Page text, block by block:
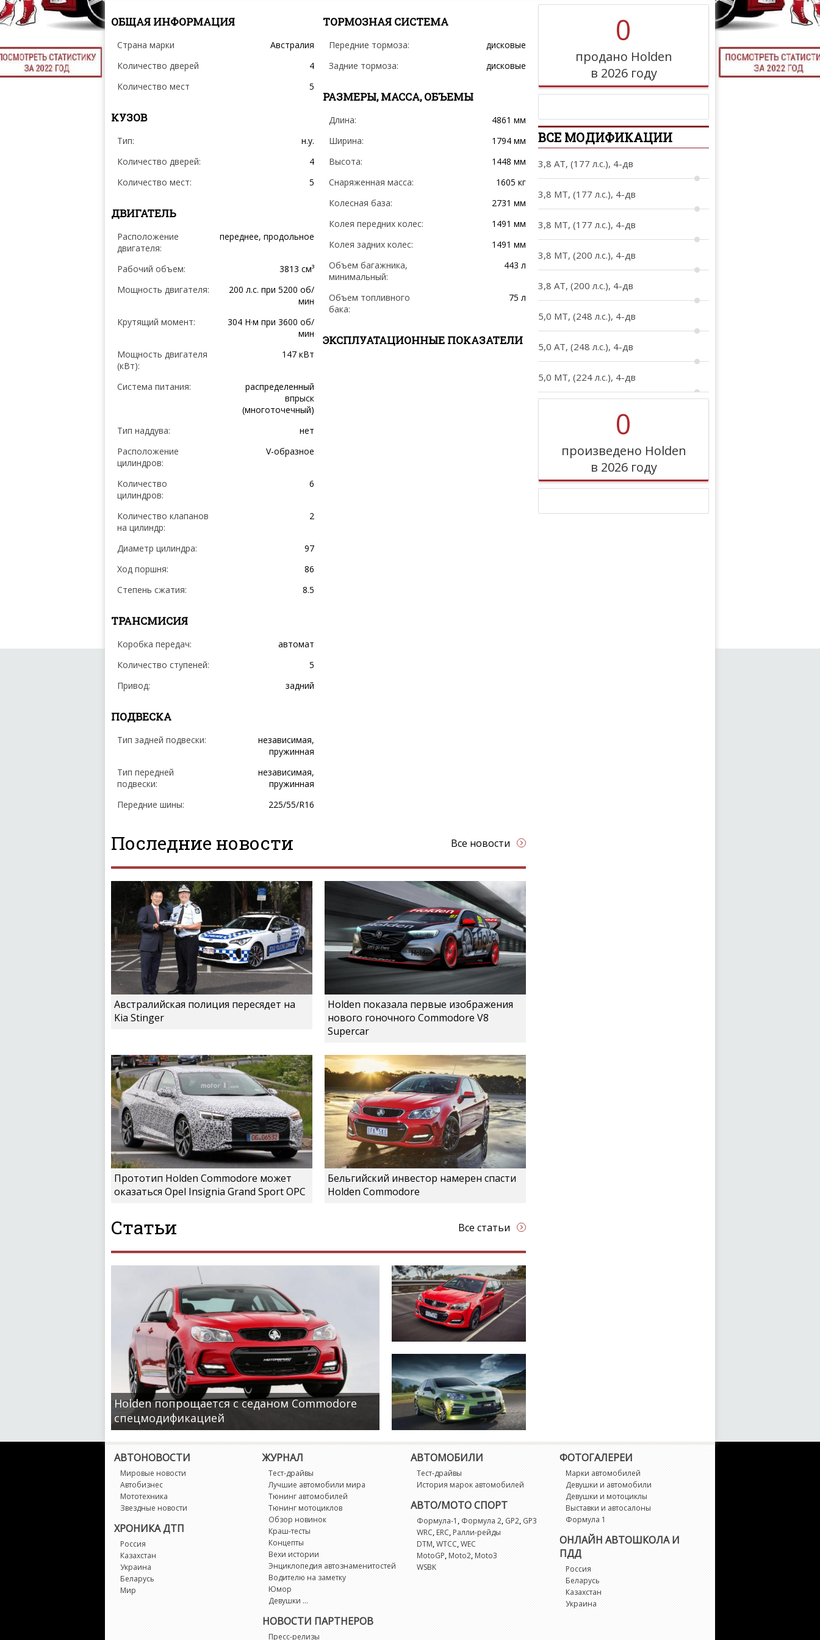
ТЮНИНГ
ОБЩАЯ ИНФОРМАЦИЯ
Страна марки
Австралия
Количество дверей
4
Количество мест
5
КУЗОВ
Тип:
н.у.
Количество дверей:
4
Количество мест:
5
ДВИГАТЕЛЬ
Расположение
двигателя:
переднее, продольное
Рабочий объем:
3813 см³
Мощность двигателя:
200 л.с. при 5200 об/
мин
Крутящий момент:
304 Н·м при 3600 об/
мин
Мощность двигателя
(кВт):
147 кВт
Система питания:
распределенный
впрыск
(многоточечный)
Тип наддува:
нет
Расположение
цилиндров:
V-образное
Количество
цилиндров:
6
Количество клапанов
на цилиндр:
2
Диаметр цилиндра:
97
Ход поршня:
86
Степень сжатия:
8.5
ТРАНСМИСИЯ
Коробка передач:
автомат
Количество ступеней:
5
Привод:
задний
ПОДВЕСКА
Тип задней подвески:
независимая,
пружинная
Тип передней
подвески:
независимая,
пружинная
Передние шины:
225/55/R16
ТОРМОЗНАЯ СИСТЕМА
Передние тормоза:
дисковые
Задние тормоза:
дисковые
РАЗМЕРЫ, МАССА, ОБЪЕМЫ
Длина:
4861 мм
Ширина:
1794 мм
Высота:
1448 мм
Снаряженная масса:
1605 кг
Колесная база:
2731 мм
Колея передних колес:
1491 мм
Колея задних колес:
1491 мм
Объем багажника,
минимальный:
443 л
Объем топливного
бака:
75 л
ЭКСПЛУАТАЦИОННЫЕ ПОКАЗАТЕЛИ
Последние новости Все новости
Австралийская полиция пересядет на
Kia Stinger
Holden показала первые изображения
нового гоночного Commodore V8
Supercar
Прототип Holden Commodore может
оказаться Opel Insignia Grand Sport OPC
Бельгийский инвестор намерен спасти
Holden Commodore
Статьи Все статьи
Holden попрощается с седаном Commodore
спецмодификацией
Holden продемонстрировал
самый быстрый автомобиль в
своей истории
Тюнеры из HSV разработали
свой двигатель для семейства
Commodore
0
продано Holden
в 2026 году
ВСЕ МОДИФИКАЦИИ
3,8 AT, (177 л.с.), 4-дв
3,8 MT, (177 л.с.), 4-дв
3,8 MT, (177 л.с.), 4-дв
3,8 MT, (200 л.с.), 4-дв
3,8 AT, (200 л.с.), 4-дв
5,0 MT, (248 л.с.), 4-дв
5,0 AT, (248 л.с.), 4-дв
5,0 MT, (224 л.с.), 4-дв
0
произведено Holden
в 2026 году
АВТОНОВОСТИ
Мировые новости
Автобизнес
Мототехника
Звездные новости
ХРОНИКА ДТП
Россия
Казахстан
Украина
Беларусь
Мир
ЖУРНАЛ
Тест-драйвы
Лучшие автомобили мира
Тюнинг автомобилей
Тюнинг мотоциклов
Обзор новинок
Краш-тесты
Концепты
Вехи истории
Энциклопедия автознаменитостей
Водителю на заметку
Юмор
Девушки ...
НОВОСТИ ПАРТНЕРОВ
Пресс-релизы
АВТОМОБИЛИ
Тест-драйвы
История марок автомобилей
АВТО/МОТО СПОРТ
Формула-1 , Формула 2, GP2, GP3
WRC,ERC,Ралли-рейды
DTM,WTCC,WEC
MotoGP,Moto2,Moto3
WSBK
ФОТОГАЛЕРЕИ
Марки автомобилей
Девушки и автомобили
Девушки и мотоциклы
Выставки и автосалоны
Формула 1
ОНЛАЙН АВТОШКОЛА И
ПДД
Россия
Беларусь
Казахстан
Украина